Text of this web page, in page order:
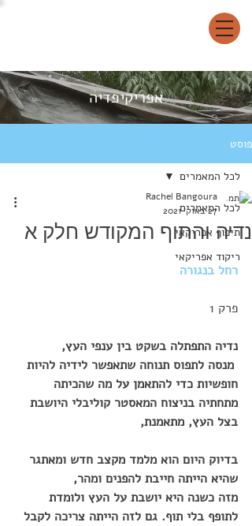
אפריקיפדיה
פוסט
לכל המאמרים
תיפוף אפריקאי
ריקוד אפריקאי
לכל המאמרים
נדיה והתוף המקודש חלק א
Rachel Bangoura
27 באוק׳ 2021
רחל בנגורה
פרק 1
נדיה התפתלה בשקט בין ענפי העץ,
מנסה לתפוס תנוחה שתאפשר לידיה להיות
חופשיות כדי להתאמן על מה שהכיתה
מתחתיה בניצוח המאסטר קוליבלי היושבת
בצל העץ, מתאמנת,
בדיוק היום הוא מלמד מקצב חדש ומאתגר
שהיא הייתה חייבת להפנים ומהר,
מזה כשנה היא יושבת על העץ ולומדת
לתופף בלי תוף. גם לזה הייתה צריכה לקבל